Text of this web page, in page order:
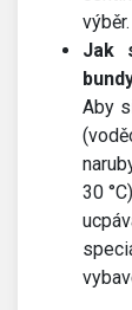
výběr.
Jak
Aby
30